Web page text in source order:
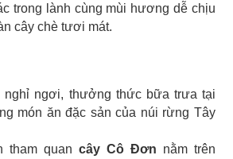
trong lành cùng mùi hương dễ chịu
cây chè tươi mát.
nghỉ ngơi, thưởng thức bữa trưa tại
món ăn đặc sản của núi rừng Tây
tham quan cây Cô Đơn nằm trên